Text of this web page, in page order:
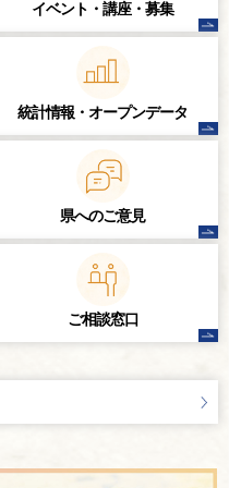
イベント・講座・ 募集
統計情報・ オープンデータ
県へのご意見
ご相談窓口